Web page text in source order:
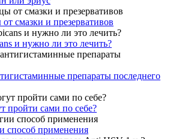
смазки и презервативов
и нужно ли это лечить?
препараты последнего
пройти сами по себе?
способ применения